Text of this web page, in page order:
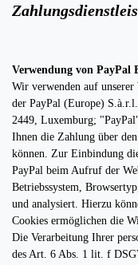
Verwendung von PayPal
Wir verwenden auf unserer
der PayPal (Europe)
2449, Luxemburg;
Ihnen die Zahlung über
können. Zur Einbindung
PayPal beim Aufruf der
Betriebssystem,
und analysiert. Hierzu
Cookies ermöglichen die
Die Verarbeitung Ihrer
des Art. 6 Abs. 1 lit. f